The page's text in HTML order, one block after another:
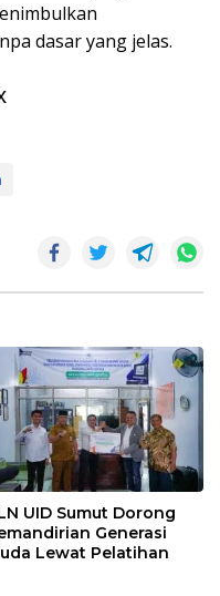
dasar yang jelas.
UID Sumut Dorong
Generasi
Lewat Pelatihan